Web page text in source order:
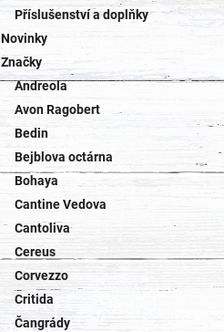
Příslušenství a doplňky
Novinky
Značky
Andreola
Avon Ragobert
Bedin
Bejblova octárna
Bohaya
Cantine Vedova
Cantoliva
Cereus
Corvezzo
Critida
Čangrády